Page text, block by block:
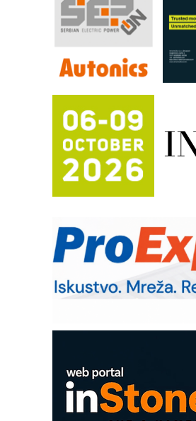
Filtration Group
rešenja za filtraciju u
procesnim sistemima
RILINEX kompanije Rittal
FANUC: Najbolje za vašu
Efikasno upravljanje
Automatizacija pakovanja
(Shelf-Ready) omotnice
Potpuna efikasnost bez
sistema
Trajna oznaka kao
IB BLUMENAUER - više
poverenja u industriji
RMQ-TITAN
– Pametna signalizacija
upravljanje mašinama
era CNC merenja
Proizvodnja iC7 Hybrid
mrežnog pretvarača sa
hlađenjem